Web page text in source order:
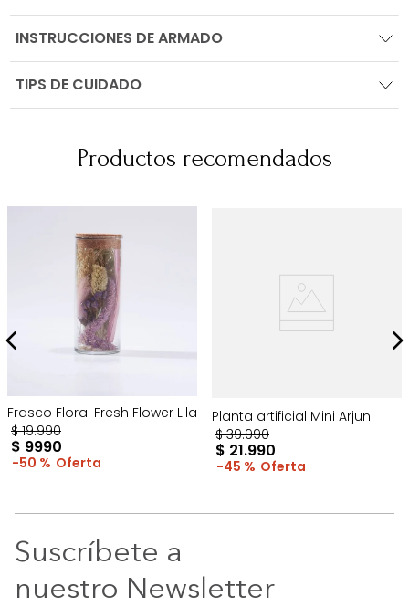
INSTRUCCIONES DE ARMADO
TIPS DE CUIDADO
Productos recomendados
Frasco Floral Fresh Flower Lila
$ 19.990
$ 9990
50 %
Planta artificial Mini Arjun
$ 39.990
$ 21.990
45 %
Suscríbete a
nuestro Newsletter